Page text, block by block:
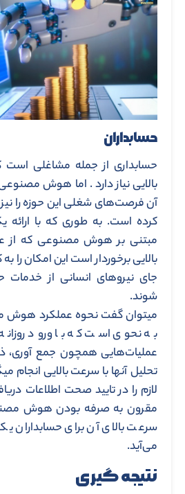
حسابداران
حسابداری از جمله مشاغلی
بالایی نیاز دارد . اما هوش
آن فرصت‌های شغلی این حوزه را
کرده است. به طوری که با
مبتنی بر هوش مصنوعی که از
بالایی برخوردار است این امکان را
شوند.
میتوان گفت نحوه عملکرد هوش
به نحوی است که با ورود روزانه
عملیات‌هایی همچون جمع آوری،
تحلیل آنها با سرعت بالایی انجام
لازم را در تایید صحت اطلاعات
مقرون به صرفه بودن هوش
سرعت بالای آن برای حسابداران
می‌آید.
نتیجه گیری